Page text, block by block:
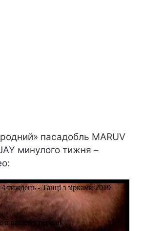
пасадобль MARUV
JAY минулого тижня –